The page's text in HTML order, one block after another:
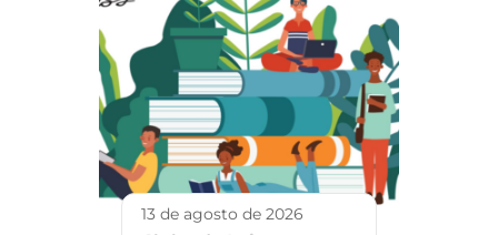
13 de agosto de 2026